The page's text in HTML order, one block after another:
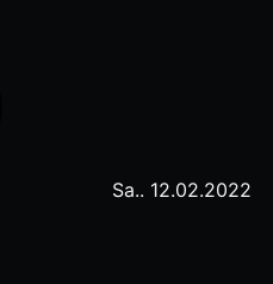
Sa.. 12.02.2022